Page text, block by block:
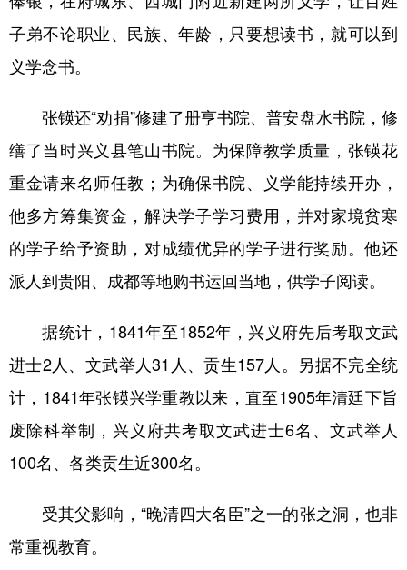
子弟不论职业、民族、年龄，只要想读书，就可以到
义学念书。
张锳还“劝捐”修建了册亨书院、普安盘水书院，修
缮了当时兴义县笔山书院。为保障教学质量，张锳花
重金请来名师任教；为确保书院、义学能持续开办，
他多方筹集资金，解决学子学习费用，并对家境贫寒
的学子给予资助，对成绩优异的学子进行奖励。他还
派人到贵阳、成都等地购书运回当地，供学子阅读。
据统计，1841年至1852年，兴义府先后考取文武
进士2人、文武举人31人、贡生157人。另据不完全统
计，1841年张锳兴学重教以来，直至1905年清廷下旨
废除科举制，兴义府共考取文武进士6名、文武举人
100名、各类贡生近300名。
受其父影响，“晚清四大名臣”之一的张之洞，也非
常重视教育。